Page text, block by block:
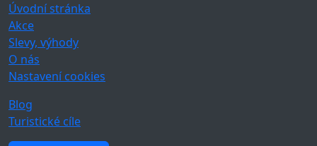
Úvodní stránka
Akce
Slevy, výhody
O nás
Nastavení cookies
Blog
Turistické cíle